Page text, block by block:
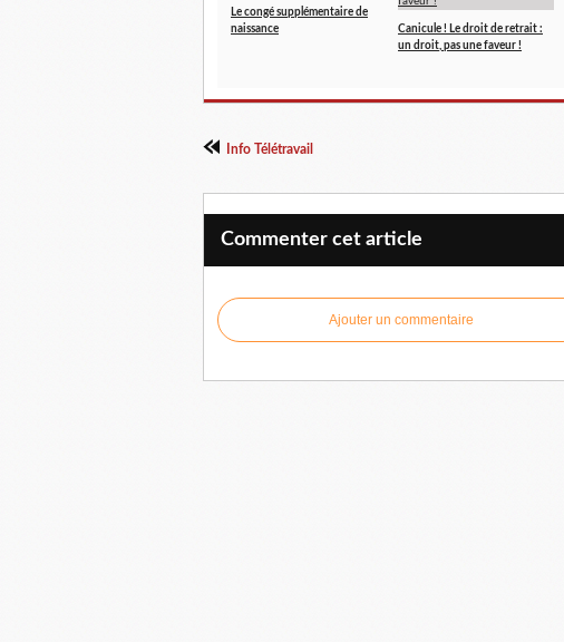
Le congé supplémentaire de
naissance
Canicule ! Le droit de retrait :
un droit, pas une faveur !
Info Télétravail
Commenter cet article
Ajouter un commentaire